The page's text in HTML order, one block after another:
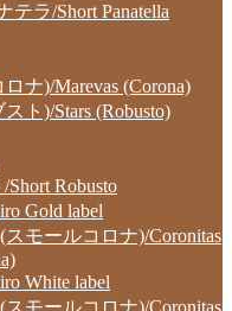
テラ/Short Panatella
ナ)/Marevas (Corona)
ト)/Stars (Robusto)
Robusto
Gold label
モールコロナ)/Coronitas
White label
モールコロナ)/Coronitas